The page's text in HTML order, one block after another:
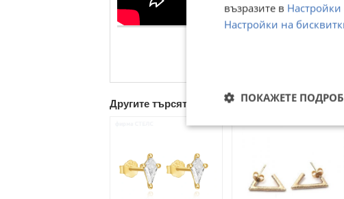
Другите търсят също
възразите в
Настройки на
ПОКАЖЕТЕ